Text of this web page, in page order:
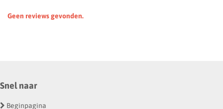
Geen reviews gevonden.
Snel naar
Beginpagina